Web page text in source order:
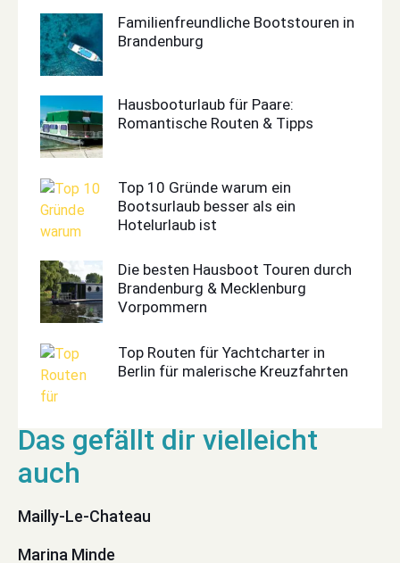
Familienfreundliche Bootstouren in
Brandenburg
Hausbooturlaub für Paare:
Romantische Routen & Tipps
Top 10 Gründe warum ein
Bootsurlaub besser als ein
Hotelurlaub ist
Die besten Hausboot Touren durch
Brandenburg & Mecklenburg
Vorpommern
Top Routen für Yachtcharter in
Berlin für malerische Kreuzfahrten
Mailly-Le-Chateau
Marina Minde